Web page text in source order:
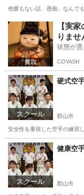
他愛もない話、愚痴、なんで
福島 郡山市 チャッ
【実
りませ
状態が悪
COYASH
スクール
硬式空
郡山市
安全性を重視した空手の練習
福島 郡山市 空手/他
スクール
健康空
郡山市